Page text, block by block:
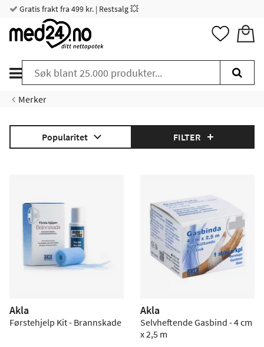
Gratis frakt fra 499 kr. | Restsalg 💥
Merker
Popularitet FILTER
Akla
Førstehjelp Kit - Brannskade
Akla
Selvheftende Gasbind - 4 cm
x 2,5 m